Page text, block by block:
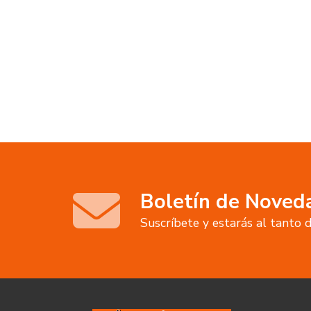
Boletín de
Suscríbete y estarás al tanto